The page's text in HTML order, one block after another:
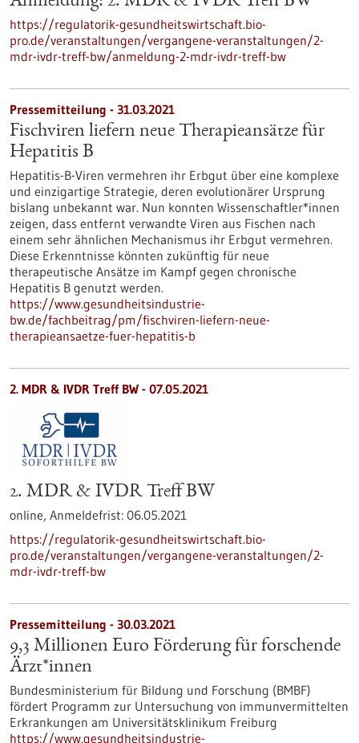
https://regulatorik-gesundheitswirtschaft.bio-
pro.de/veranstaltungen/vergangene-veranstaltungen/2-
mdr-ivdr-treff-bw/anmeldung-2-mdr-ivdr-treff-bw
Pressemitteilung - 31.03.2021
Fischviren liefern neue Therapieansätze für
Hepatitis B
Hepatitis-B-Viren vermehren ihr Erbgut über eine komplexe
und einzigartige Strategie, deren evolutionärer Ursprung
bislang unbekannt war. Nun konnten Wissenschaftler*innen
zeigen, dass entfernt verwandte Viren aus Fischen nach
einem sehr ähnlichen Mechanismus ihr Erbgut vermehren.
Diese Erkenntnisse könnten zukünftig für neue
therapeutische Ansätze im Kampf gegen chronische
Hepatitis B genutzt werden.
https://www.gesundheitsindustrie-
bw.de/fachbeitrag/pm/fischviren-liefern-neue-
therapieansaetze-fuer-hepatitis-b
2. MDR & IVDR Treff BW - 07.05.2021
2. MDR & IVDR Treff BW
online, Anmeldefrist: 06.05.2021
https://regulatorik-gesundheitswirtschaft.bio-
pro.de/veranstaltungen/vergangene-veranstaltungen/2-
mdr-ivdr-treff-bw
Pressemitteilung - 30.03.2021
9,3 Millionen Euro Förderung für forschende
Ärzt*innen
Bundesministerium für Bildung und Forschung (BMBF)
fördert Programm zur Untersuchung von immunvermittelten
Erkrankungen am Universitätsklinikum Freiburg
https://www.gesundheitsindustrie-